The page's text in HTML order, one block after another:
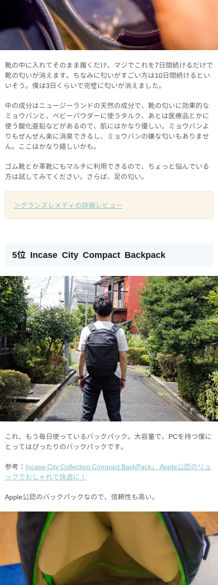
靴の中に入れてそのまま履くだけ。マジでこれを7日間続けるだけで
靴の匂いが消えます。ちなみに匂いがすごい方は10日間続けるとい
いそう。僕は3日くらいで完璧に匂いが消えました。
中の成分はニュージーランドの天然の成分で、靴の匂いに効果的な
ミョウバンと、ベビーパウダーに使うタルク、あとは医療品とかに
使う酸化亜鉛などがあるので、肌にはかなり優しい。ミョウバンよ
りもぜんぜん楽に消臭できるし、ミョウバンの嫌な匂いもありませ
ん。ここはかなり嬉しいかも。
ゴム靴とか革靴にもマルチに利用できるので、ちょっと悩んでいる
方は試してみてください。さらば、足の匂い。
＞グランズレメディの詳細レビュー
5位 Incase City Compact Backpack
これ、もう毎日使っているバックパック。大容量で、PCを持つ僕に
とってはぴったりのバックパックです。
参考： Incase City Collection Compact BackPack」 Apple公認のリュ
ックでおしゃれで快適に！
Apple公認のバックパックなので、信頼性も高い。